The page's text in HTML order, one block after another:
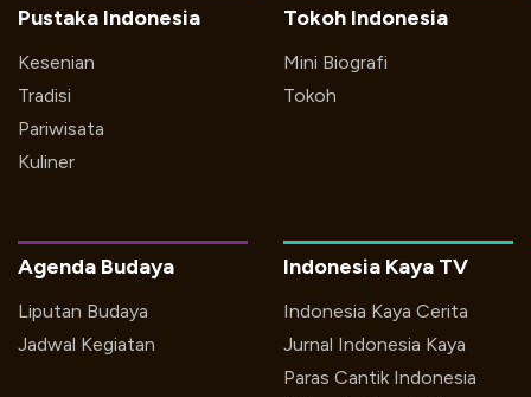
Pustaka Indonesia
Kesenian
Tradisi
Pariwisata
Kuliner
Tokoh Indonesia
Mini Biografi
Tokoh
Indonesia Kaya TV
Indonesia Kaya Cerita
Jurnal Indonesia Kaya
Paras Cantik Indonesia
Agenda Budaya
Liputan Budaya
Jadwal Kegiatan